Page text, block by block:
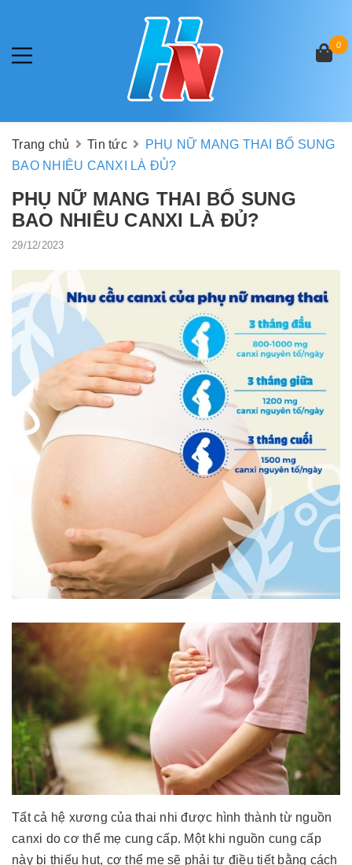
0
Trang chủ Tin tức
PHỤ NỮ MANG THAI BỔ SUNG
BAO NHIÊU CANXI LÀ ĐỦ?
PHỤ NỮ MANG THAI BỔ SUNG
BAO NHIÊU CANXI LÀ ĐỦ?
29/12/2023
Tất cả hệ xương của thai nhi được hình thành từ nguồn
canxi do cơ thể mẹ cung cấp. Một khi nguồn cung cấp
này bị thiếu hụt, cơ thể mẹ sẽ phải tự điều tiết bằng cách